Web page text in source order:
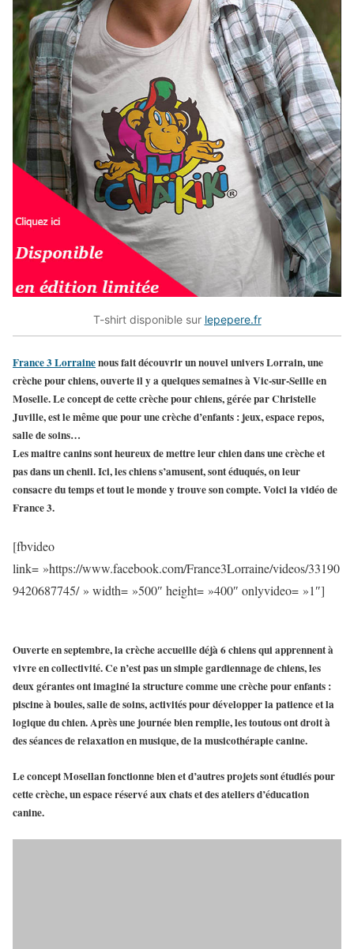
T-shirt disponible sur lepepere.fr
France 3 Lorrainenous fait découvrir un nouvel univers Lorrain, une
crèche pour chiens, ouverte il y a quelques semaines à Vic-sur-Seille en
Moselle. Le concept de cette crèche pour chiens, gérée par Christelle
Juville, est le même que pour une crèche d’enfants : jeux, espace repos,
salle de soins…
Les maitre canins sont heureux de mettre leur chien dans une crèche et
pas dans un chenil. Ici, les chiens s’amusent, sont éduqués, on leur
consacre du temps et tout le monde y trouve son compte. Voici la vidéo de
France 3.
[fbvideo
link= »https://www.facebook.com/France3Lorraine/videos/33190
9420687745/ » width= »500″ height= »400″ onlyvideo= »1″]
Ouverte en septembre, la crèche accueille déjà 6 chiens qui apprennent à
vivre en collectivité. Ce n’est pas un simple gardiennage de chiens, les
deux gérantes ont imaginé la structure comme une crèche pour enfants :
piscine à boules, salle de soins, activités pour développer la patience et la
logique du chien. Après une journée bien remplie, les toutous ont droit à
des séances de relaxation en musique, de la musicothérapie canine.
Le concept Mosellan fonctionne bien et d’autres projets sont étudiés pour
cette crèche, un espace réservé aux chats et des ateliers d’éducation
canine.